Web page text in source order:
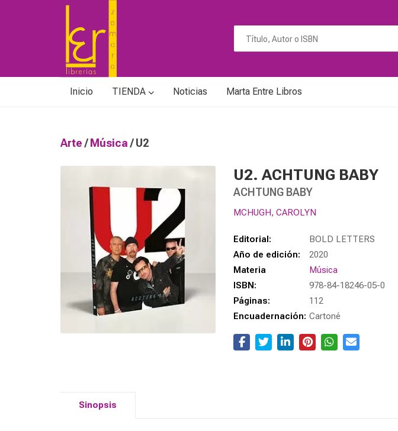
Inicio TIENDA Noticias Marta Entre Libros
Arte / Música / U2
U2. ACHTUNG BABY
ACHTUNG BABY
MCHUGH, CAROLYN
Editorial:
BOLD LETTERS
Año de edición:
2020
Materia
Música
ISBN:
978-84-18246-05-0
Páginas:
112
Encuadernación: Cartoné
Sinopsis